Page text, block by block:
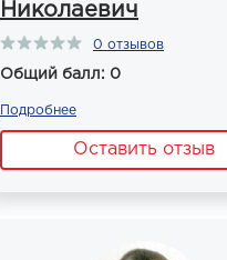
Николаевич
0 отзывов
Общий балл: 0
Подробнее
Оставить отзыв